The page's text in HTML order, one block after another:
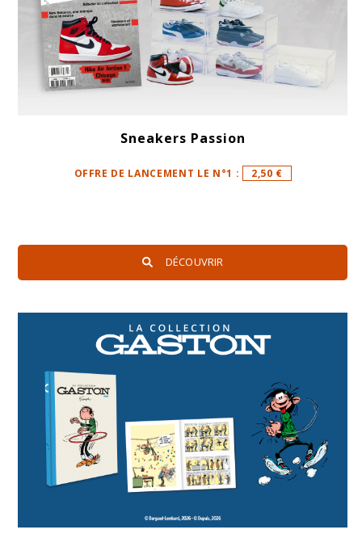
Sneakers Passion
OFFRE DE LANCEMENT LE N°1 : 2,50 €
DÉCOUVRIR